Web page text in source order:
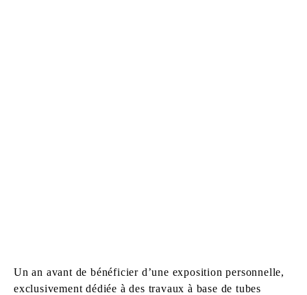
Un an avant de bénéficier d’une exposition personnelle,
exclusivement dédiée à des travaux à base de tubes